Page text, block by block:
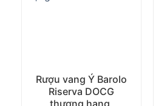
Rượu vang Ý Barolo
Riserva DOCG
thượng hạng